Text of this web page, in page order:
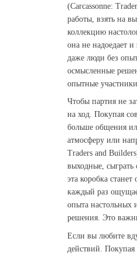
(Carcassonne:
работы, взять на
коллекцию
она не надоедает
даже люди без
осмысленные
опытные участники.
Чтобы партия не
на ход. Покупая
больше общения
атмосферу или
Traders and
выходные, сыграть
эта коробка
каждый раз
опыта настольных
решения. Это
Если вы любите
действий.